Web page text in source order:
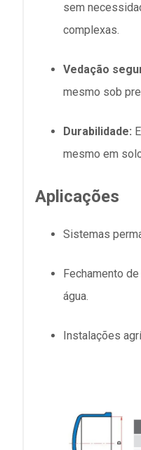
sem
complexas.
Vedação
mesmo sob
Durabilidade:
mesmo em
Aplicações
Sistemas
Fechamento
água.
Instalações